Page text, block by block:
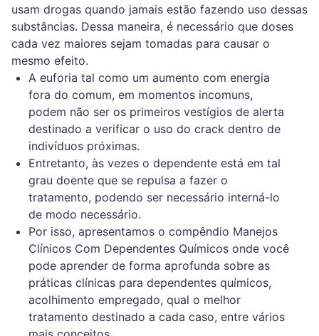
usam drogas quando jamais estão fazendo uso dessas
substâncias. Dessa maneira, é necessário que doses
cada vez maiores sejam tomadas para causar o
mesmo efeito.
A euforia tal como um aumento com energia
fora do comum, em momentos incomuns,
podem não ser os primeiros vestígios de alerta
destinado a verificar o uso do crack dentro de
indivíduos próximas.
Entretanto, às vezes o dependente está em tal
grau doente que se repulsa a fazer o
tratamento, podendo ser necessário interná-lo
de modo necessário.
Por isso, apresentamos o compêndio Manejos
Clínicos Com Dependentes Químicos onde você
pode aprender de forma aprofunda sobre as
práticas clínicas para dependentes químicos,
acolhimento empregado, qual o melhor
tratamento destinado a cada caso, entre vários